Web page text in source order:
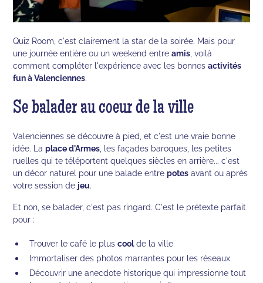
Quiz Room, c'est clairement la star de la soirée. Mais pour
une journée entière ou un weekend entreamis , voilà
comment compléter l'expérience avec les bonnesactivités
fun à Valenciennes.
Se balader au coeur de la ville
Valenciennes se découvre à pied, et c'est une vraie bonne
idée. Laplace d'Armes , les façades baroques, les petites
ruelles qui te téléportent quelques siècles en arrière... c'est
un décor naturel pour une balade entrepotes avant ou après
votre session de jeu.
Et non, se balader, c'est pas ringard. C'est le prétexte parfait
pour :
Trouver le café le pluscoolde la ville
Immortaliser des photos marrantes pour les réseaux
Découvrir une anecdote historique qui impressionne tout